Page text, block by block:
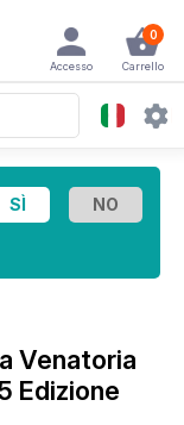
0
Carrello
Accesso
Venatoria
Edizione